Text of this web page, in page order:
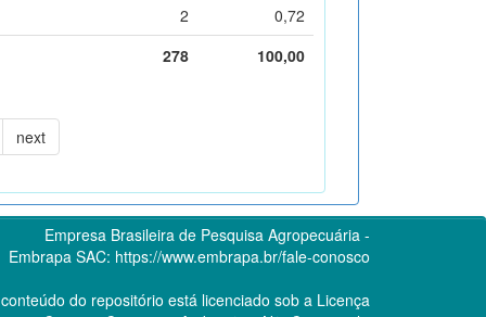
2
0,72
278
100,00
next
Empresa Brasileira de Pesquisa Agropecuária -
Embrapa SAC: https://www.embrapa.br/fale-conosco
do repositório está licenciado sob a Licença